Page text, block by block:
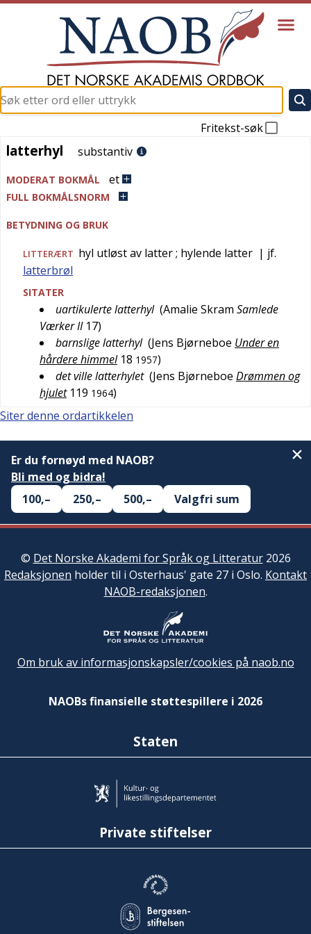
Fritekst-søk
latterhyl
latterhyl substantiv
MODERAT BOKMÅL et
FULL BOKMÅLSNORM
BETYDNING OG BRUK
LITTERÆRT hyl utløst av latter; hylende latter | jf.
latterbrøl
SITATER
uartikulerte latterhyl (Amalie Skram Samlede
Værker II 17)
barnslige latterhyl (Jens Bjørneboe Under en
hårdere himmel 18 1957)
det ville latterhylet (Jens Bjørneboe Drømmen og
hjulet 119 1964)
Siter denne ordartikkelen
Er du fornøyd med NAOB?
Bli med og bidra!
100,–
250,– 500,– Valgfri sum
© Det Norske Akademi for Språk og Litteratur2026
Redaksjonen holder til i Osterhaus' gate 27 i Oslo. Kontakt
NAOB-redaksjonen.
Om bruk av informasjonskapsler/cookies på naob.no
NAOBs finansielle støttespillere i 2026
Staten
Private stiftelser